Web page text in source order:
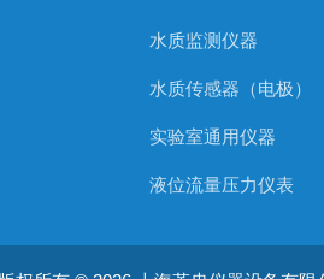
水质监测仪器
水质传感器（电极）
实验室通用仪器
液位流量压力仪表